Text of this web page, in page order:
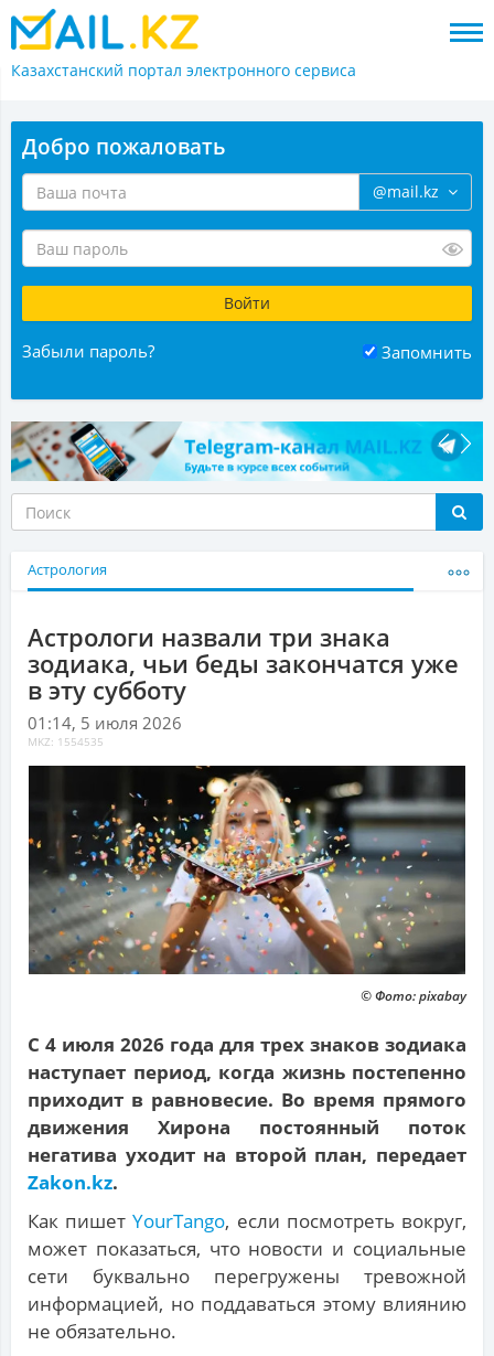
Казахстанский портал электронного сервиса
Добро пожаловать
@mail.kz
Забыли пароль? Запомнить
Астрология
Астрологи назвали три знака
зодиака, чьи беды закончатся уже
в эту субботу
01:14, 5 июля 2026
MKZ: 1554535
© Фото: pixabay
С 4 июля 2026 года для трех знаков зодиака
наступает период, когда жизнь постепенно
приходит в равновесие. Во время прямого
движения Хирона постоянный поток
негатива уходит на второй план, передает
Zakon.kz.
Как пишетYourTango, если посмотреть вокруг,
может показаться, что новости и социальные
сети буквально перегружены тревожной
информацией, но поддаваться этому влиянию
не обязательно.